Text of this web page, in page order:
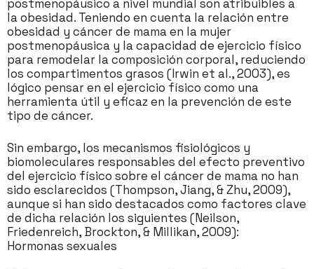
postmenopáusico a nivel mundial son atribuibles a
la obesidad. Teniendo en cuenta la relación entre
obesidad y cáncer de mama en la mujer
postmenopáusica y la capacidad de ejercicio físico
para remodelar la composición corporal, reduciendo
los compartimentos grasos (Irwin et al., 2003), es
lógico pensar en el ejercicio físico como una
herramienta útil y eficaz en la prevención de este
tipo de cáncer.
Sin embargo, los mecanismos fisiológicos y
biomoleculares responsables del efecto preventivo
del ejercicio físico sobre el cáncer de mama no han
sido esclarecidos (Thompson, Jiang, & Zhu, 2009),
aunque si han sido destacados como factores clave
de dicha relación los siguientes (Neilson,
Friedenreich, Brockton, & Millikan, 2009):
Hormonas sexuales